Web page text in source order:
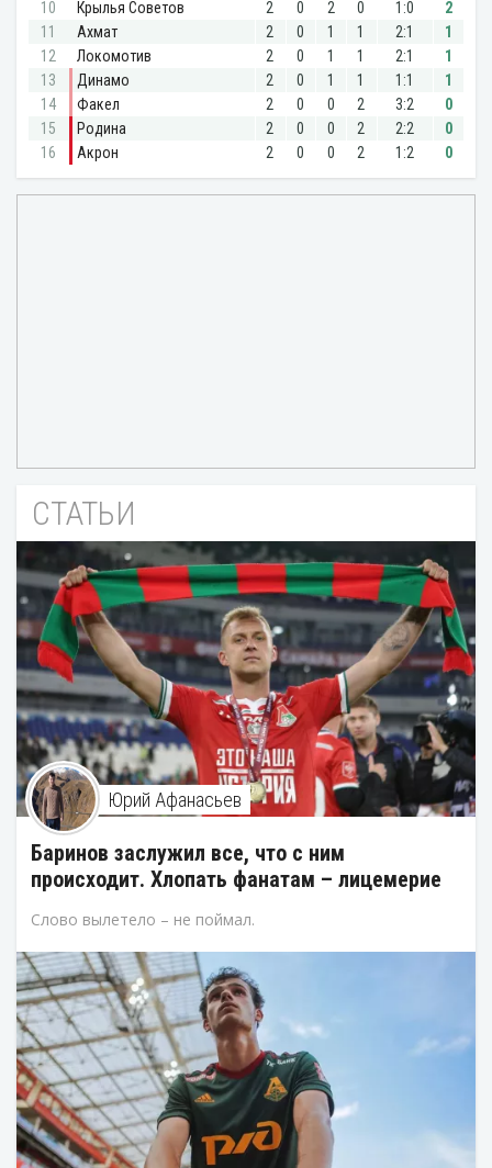
СТАТЬИ
Юрий Афанасьев
Баринов заслужил все, что с ним
происходит. Хлопать фанатам – лицемерие
Слово вылетело – не поймал.